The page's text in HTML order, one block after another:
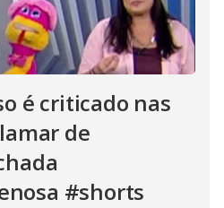
é criticado nas
de
#shorts